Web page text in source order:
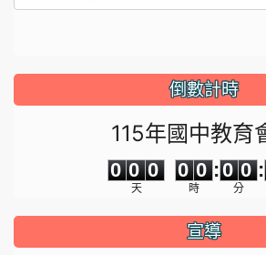
倒數計時
115年國中教育
0
0
0
0
0
0
天
0
0
0
0
時
:
0
0
0
0
分
:
宣導